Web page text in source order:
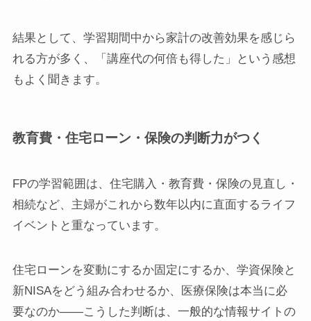
結果として、学習期間中から家計の改善効果を感じら
れる方が多く、「講座代の何倍も得した」という感想
もよく聞きます。
教育費・住宅ローン・保険の判断力がつく
FPの学習範囲は、住宅購入・教育費・保険の見直し・
相続など、主婦がこれから数年以内に直面するライフ
イベントと重なっています。
住宅ローンを変動にするか固定にするか、学資保険と
新NISAをどう組み合わせるか、医療保険は本当に必
要なのか——こうした判断は、一般的な情報サイトの